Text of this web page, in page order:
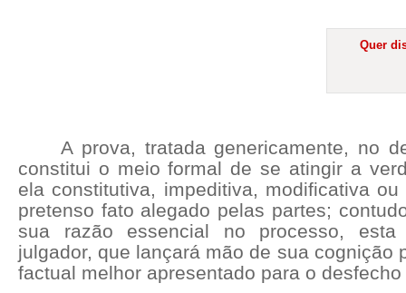
Quer
A prova, tratada genericamente, no
constitui o meio formal de se atingir a
ela constitutiva, impeditiva, modificativa
pretenso fato alegado pelas partes;
sua razão essencial no processo,
julgador, que lançará mão de sua cognição
factual melhor apresentado para o